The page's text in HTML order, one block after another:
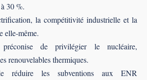
30 %.
la compétitivité industrielle et la
elle-même.
préconise de privilégier le nucléaire,
renouvelables thermiques.
réduire les subventions aux ENR